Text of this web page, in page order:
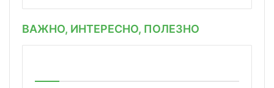
ВАЖНО, ИНТЕРЕСНО, ПОЛЕЗНО